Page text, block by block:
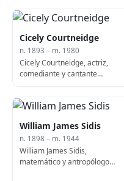
Cicely Courtneidge
n. 1893 – m. 1980
Cicely Courtneidge, actriz,
comediante y cantante
William James Sidis
n. 1898 – m. 1944
William James Sidis,
matemático y antropólogo